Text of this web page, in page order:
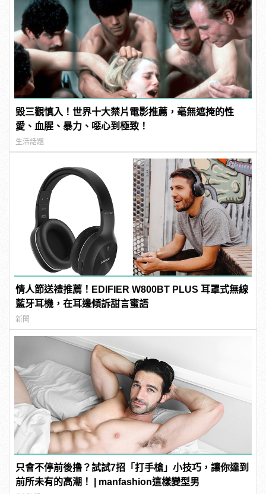
毀三觀慎入！世界十大禁片電影推薦，毫無遮掩的性
愛、血腥、暴力、噁心到極致！
生活話題
情人節送禮推薦！EDIFIER W800BT PLUS 耳罩式無線
藍牙耳機，在耳邊傾訴甜言蜜語
新聞
只會不停前後撸？試試7招「打手槍」小技巧，讓你達到
前所未有的高潮！ | manfashion這樣變型男